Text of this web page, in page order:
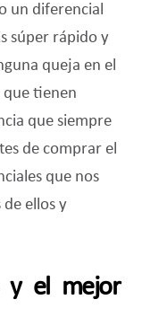
un diferencial
súper rápido y
queja en el
que tienen
que siempre
de comprar el
que nos
ellos y
y el mejor